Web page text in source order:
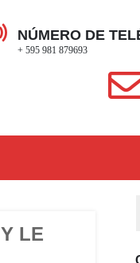
NÚMERO DE
+ 595 981 879693
LE